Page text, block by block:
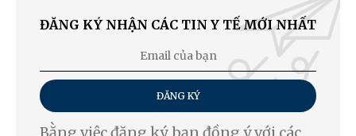
ĐĂNG KÝ NHẬN CÁC TIN Y TẾ MỚI NHẤT
ĐĂNG KÝ
Bằng việc đăng ký, bạn đồng ý với các